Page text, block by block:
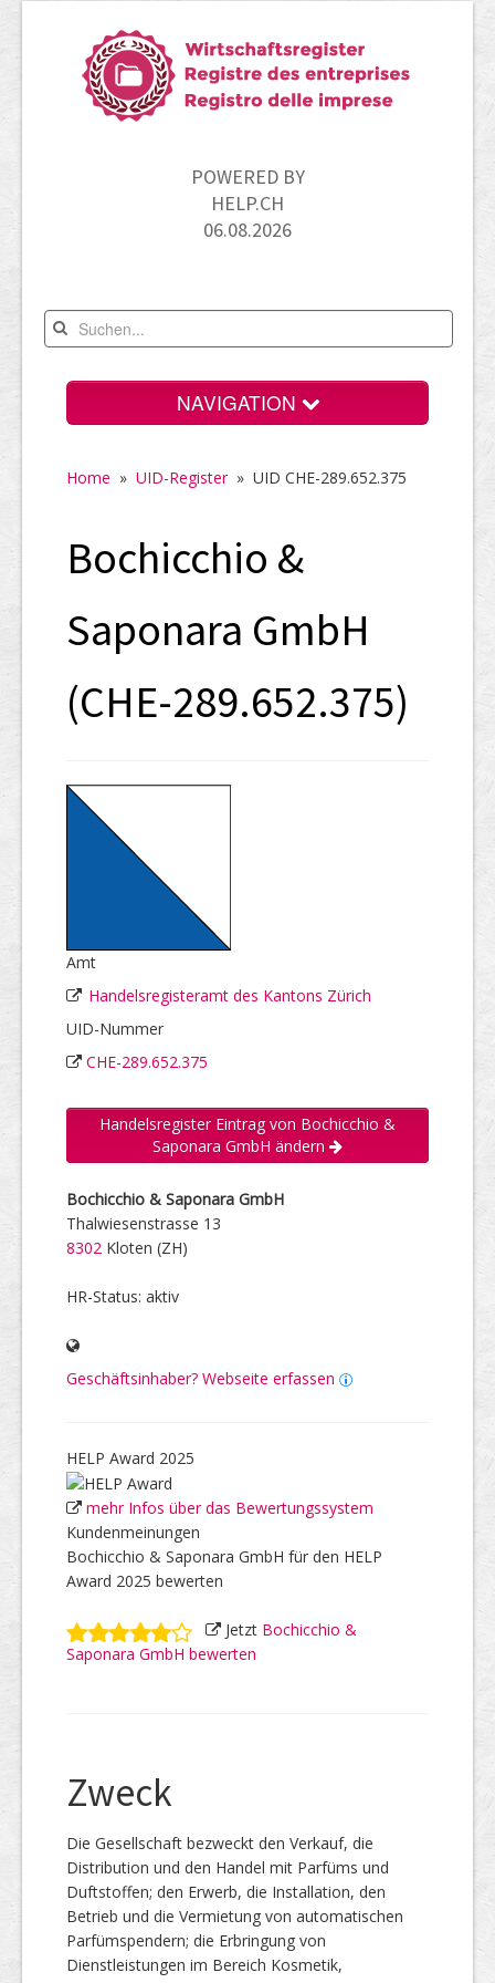
POWERED BY
HELP.CH
06.08.2026
NAVIGATION
Neugründungen
UID-Register
Marken-Register
Home » UID-Register» UID CHE-289.652.375
Bochicchio &
Saponara GmbH
(CHE-289.652.375)
Amt
Handelsregisteramt des Kantons Zürich
UID-Nummer
CHE-289.652.375
Handelsregister Eintrag von Bochicchio &
Saponara GmbH ändern
Bochicchio & Saponara GmbH
Thalwiesenstrasse 13
8302 Kloten (ZH)
HR-Status: aktiv
Geschäftsinhaber? Webseite erfassen
HELP Award 2025
mehr Infos über das Bewertungssystem
Kundenmeinungen
Bochicchio & Saponara GmbH für den HELP
Award 2025 bewerten
Jetzt Bochicchio &
Saponara GmbH bewerten
Zweck
Die Gesellschaft bezweckt den Verkauf, die
Distribution und den Handel mit Parfüms und
Duftstoffen; den Erwerb, die Installation, den
Betrieb und die Vermietung von automatischen
Parfümspendern; die Erbringung von
Dienstleistungen im Bereich Kosmetik,